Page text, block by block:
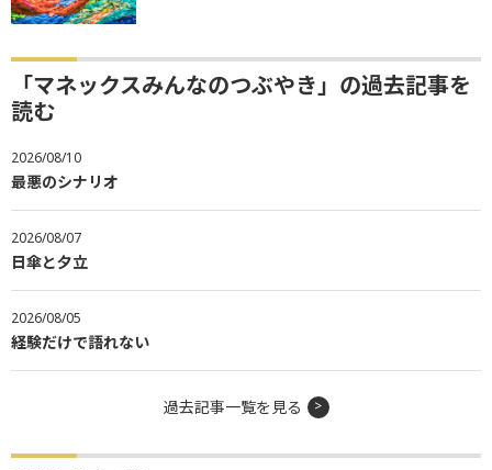
「マネックスみんなのつぶやき」の過去記事を
読む
2026/08/10
最悪のシナリオ
2026/08/07
日傘と夕立
2026/08/05
経験だけで語れない
過去記事一覧を見る